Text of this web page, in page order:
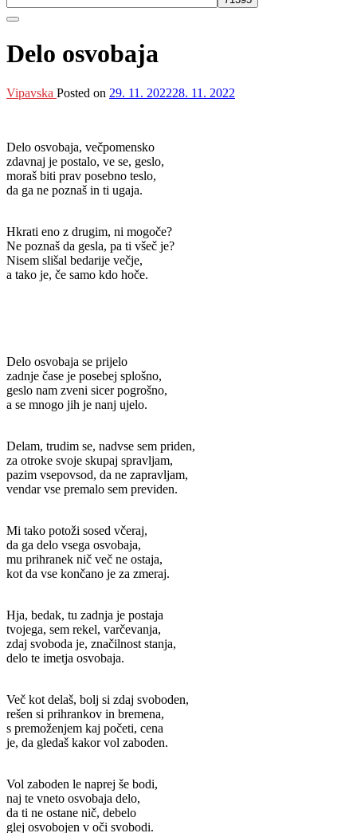
Delo osvobaja
Vipavska Posted on 29. 11. 202228. 11. 2022
Delo osvobaja, večpomensko
zdavnaj je postalo, ve se, geslo,
moraš biti prav posebno teslo,
da ga ne poznaš in ti ugaja.
Hkrati eno z drugim, ni mogoče?
Ne poznaš da gesla, pa ti všeč je?
Nisem slišal bedarije večje,
a tako je, če samo kdo hoče.
Delo osvobaja se prijelo
zadnje čase je posebej splošno,
geslo nam zveni sicer pogrošno,
a se mnogo jih je nanj ujelo.
Delam, trudim se, nadvse sem priden,
za otroke svoje skupaj spravljam,
pazim vsepovsod, da ne zapravljam,
vendar vse premalo sem previden.
Mi tako potoži sosed včeraj,
da ga delo vsega osvobaja,
mu prihranek nič več ne ostaja,
kot da vse končano je za zmeraj.
Hja, bedak, tu zadnja je postaja
tvojega, sem rekel, varčevanja,
zdaj svoboda je, značilnost stanja,
delo te imetja osvobaja.
Več kot delaš, bolj si zdaj svoboden,
rešen si prihrankov in bremena,
s premoženjem kaj početi, cena
je, da gledaš kakor vol zaboden.
Vol zaboden le naprej še bodi,
naj te vneto osvobaja delo,
da ti ne ostane nič, debelo
glej osvobojen v oči svobodi.